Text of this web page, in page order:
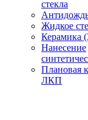
стекла
Жидкое
Керамика
Нанесение
Плановая
ЛКП